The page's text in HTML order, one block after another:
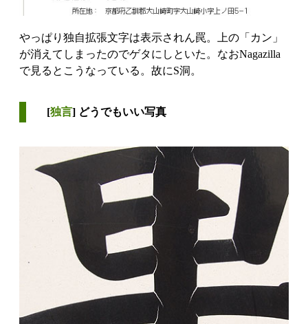
やっぱり独自拡張文字は表示されん罠。上の「カン」
が消えてしまったのでゲタにしといた。なおNagazilla
で見るとこうなっている。故にS洞。
[独言] どうでもいい写真